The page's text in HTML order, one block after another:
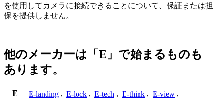
を使用してカメラに接続できることについて、保証または担
保を提供しません。
他のメーカーは「E」で始まるものも
あります。
E E-landing , E-lock , E-tech , E-think , E-view ,